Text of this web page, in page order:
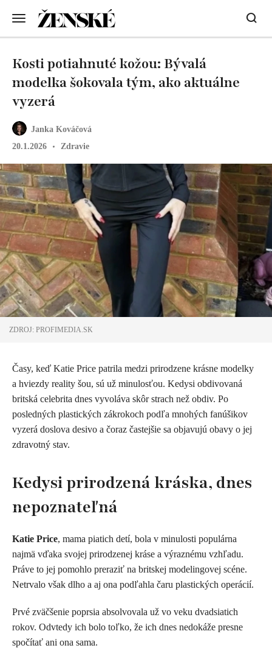
Janka Kováčová
20.1.2026
Zdravie
Kosti potiahnuté kožou: Bývalá
modelka šokovala tým, ako aktuálne
vyzerá
ZDROJ: PROFIMEDIA.SK
Časy, keď Katie Price patrila medzi prirodzene krásne modelky
a hviezdy reality šou, sú už minulosťou. Kedysi obdivovaná
britská celebrita dnes vyvoláva skôr strach než obdiv. Po
posledných plastických zákrokoch podľa mnohých fanúšikov
vyzerá doslova desivo a čoraz častejšie sa objavujú obavy o jej
zdravotný stav.
Kedysi prirodzená kráska, dnes
nepoznateľná
Katie Price, mama piatich detí, bola v minulosti populárna
najmä vďaka svojej prirodzenej kráse a výraznému vzhľadu.
Práve to jej pomohlo preraziť na britskej modelingovej scéne.
Netrvalo však dlho a aj ona podľahla čaru plastických operácií.
Prvé zväčšenie poprsia absolvovala už vo veku dvadsiatich
rokov. Odvtedy ich bolo toľko, že ich dnes nedokáže presne
spočítať ani ona sama.